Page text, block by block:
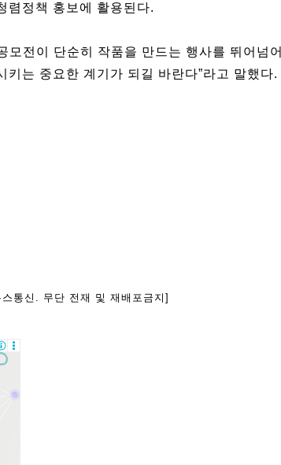
렴정책 홍보에 활용된다.
모전이 단순히 작품을 만드는 행사를 뛰어넘어
는 중요한 계기가 되길 바란다”라고 말했다.
통신. 무단 전재 및 재배포금지]